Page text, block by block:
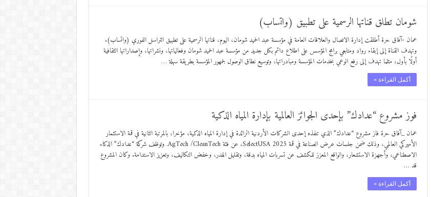
شومان تطلق قناتها الرسمية على تطبيق (واتساب)
عمان -آفاق حرة أطلقت إدارة الاتصال والعلاقات العامة في مؤسسة عبد الحميد شومان، اليوم، قناتها الرسمية على تطبيق التراسل الفوري (واتساب).
وتهدف القناة إلى إبقاء رواد ومتابعي برامج المؤسس على اطلاع دائم بكل جديد من مؤسسة عبد الحميد شومان وفعالياتها، ونشراتها، وإصداراتها الثقافية
أولًا بأول، مثلما تهدف إلى رفع الوعي بخدمات المؤسسة ومبادراتها، وتوسيع نطاق الوصول لجمهور المؤسسة بطريقة سهلة …
أكمل القراءة »
فوز مشروع “عدادك” بإحدى الجوائز العالمية بإدارة المياه الذكية
عمان _آفاق حرة فاز مشروع “عدادك” الذي تنفذه إحدى الشركات الأردنية الرائدة في إدارة المياه الذكية، مؤخرا، بالمرتبة الثانية في قمة الاستثمار
الأميركي العالمي، وذلك ضمن جلسات عرض الصناعة في قمة SelectUSA 2025، عن فئة AgTech /CleanTech. وتوظف شركة “عدادك” الذكاء
الاصطناعي، وأجهزة الاستشعار، والواقع المعزز للكشف عن تسربات المياه بدقة، وتقليل الهدر، وخفض التكاليف، وتعزيز الاستدامة. وكان المشروع
قد …
أكمل القراءة »